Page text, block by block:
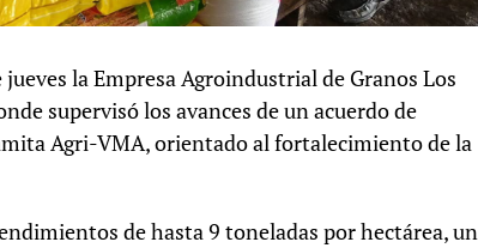
la Empresa Agroindustrial de Granos Los
supervisó los avances de un acuerdo de
Agri-VMA, orientado al fortalecimiento de la
de hasta 9 toneladas por hectárea, un